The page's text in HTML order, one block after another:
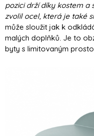
pozici drží díky kostem a
zvolil ocel, která je také
může sloužit jak k
malých doplňků. Je to
byty s limitovaným